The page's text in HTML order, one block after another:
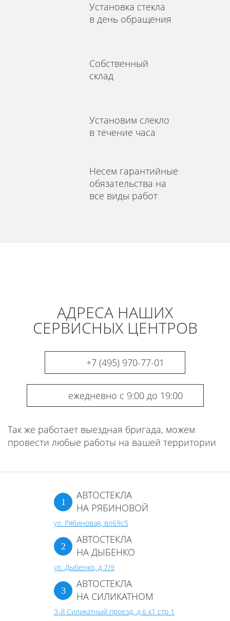
Установка стекла
в день обращения
Собственный
склад
Установим слекло
в течение часа
Несем гарантийные
обязательства на
все виды работ
АДРЕСА НАШИХ
СЕРВИСНЫХ ЦЕНТРОВ
+7 (495) 970-77-01
ежедневно с 9:00 до 19:00
Так же работает выездная бригада, можем
провести любые работы на вашей территории
АВТОСТЕКЛА
НА РЯБИНОВОЙ
ул. Рябиновая, вл69с5
АВТОСТЕКЛА
НА ДЫБЕНКО
ул. Дыбенко, д.7/9
АВТОСТЕКЛА
НА СИЛИКАТНОМ
3-й Силикатный проезд, д.6 к1 стр 1